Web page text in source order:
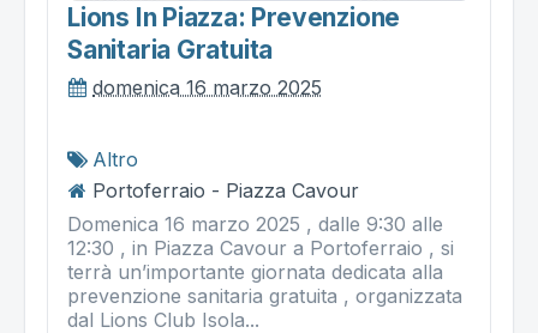
Lions In Piazza: Prevenzione
Sanitaria Gratuita
domenica 16 marzo 2025
Altro
Portoferraio - Piazza Cavour
Domenica 16 marzo 2025 , dalle 9:30 alle
12:30 , in Piazza Cavour a Portoferraio , si
terrà un’importante giornata dedicata alla
prevenzione sanitaria gratuita , organizzata
dal Lions Club Isola...